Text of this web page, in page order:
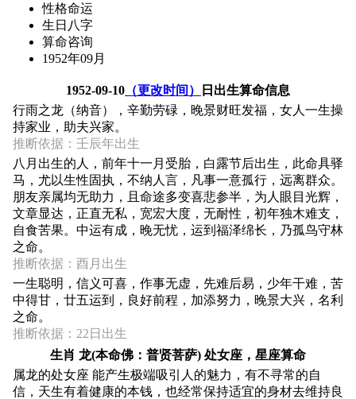
性格命运
生日八字
算命咨询
1952年09月
1952-09-10 （更改时间）
日出生算命信息
行雨之龙（纳音），辛勤劳碌，晚景财旺发福，女人一生操
持家业，助夫兴家。
推断依据：壬辰年出生
八月出生的人，前年十一月受胎，白露节后出生，此命具驿
马，尤以生性固执，不纳人言，凡事一意孤行，远离群众。
朋友亲属均无助力，且命途多变喜悲参半，为人眼目光辉，
文章显达，正直无私，宽宏大度，无耐性，初年独木难支，
自食苦果。中运有成，晚无忧，运到福泽绵长，乃孤鸟守林
之命。
推断依据：酉月出生
一生聪明，信义可喜，作事无虚，先难后易，少年干难，苦
中得甘，廿五运到，良好前程，加添努力，晚景大兴，名利
之命。
推断依据：22日出生
生肖 龙(本命佛：普贤菩萨) 处女座，星座算命
属龙的处女座 能产生极端吸引人的魅力，有不寻常的自
信，天生有着健康的本钱，也经常保持适宜的身材去维持良